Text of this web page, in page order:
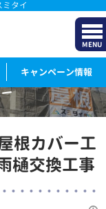
タイ
MENU
キャンペーン情報
根カバー工
樋交換工事